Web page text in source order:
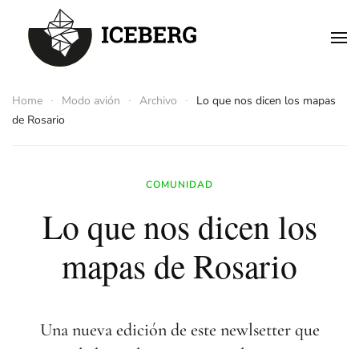
Skip to main content
Home Modo avión Archivo
Lo que nos dicen los mapas
de Rosario
COMUNIDAD
Lo que nos dicen los
mapas de Rosario
Una nueva edición de este newlsetter que